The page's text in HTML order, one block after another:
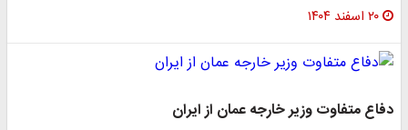
۲۰ اسفند ۱۴۰۴
دفاع متفاوت وزیر خارجه عمان از ایران